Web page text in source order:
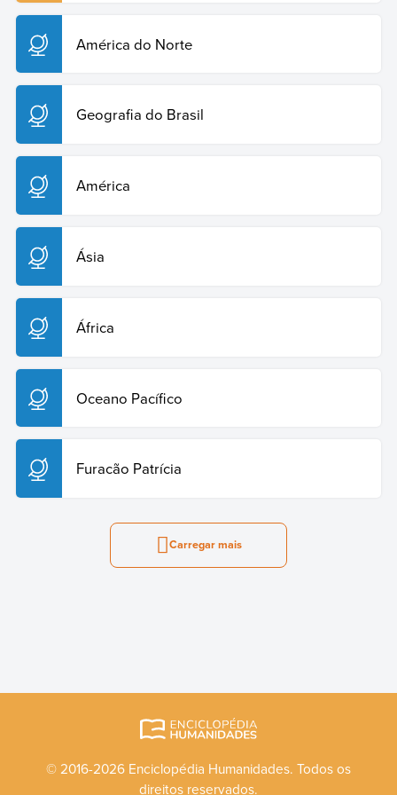
América do Norte
Geografia do Brasil
América
Ásia
África
Oceano Pacífico
Furacão Patrícia
Carregar mais
© 2016-2026 Enciclopédia Humanidades. Todos os
direitos reservados.